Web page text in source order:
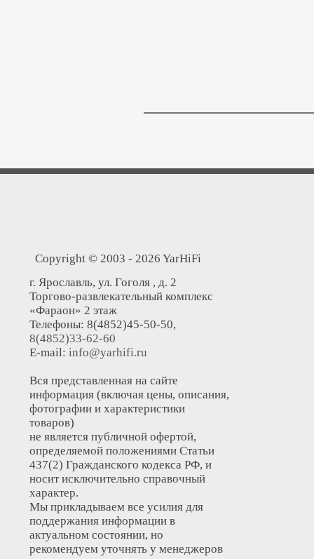
Copyright © 2003 - 2026 YarHiFi
г. Ярославль, ул. Гоголя , д. 2
Торгово-развлекательный комплекс
«Фараон» 2 этаж
Телефоны: 8(4852)45-50-50,
8(4852)33-62-60
E-mail: info@yarhifi.ru
Вся представленная на сайте
информация (включая цены, описания,
фотографии и характеристики
товаров)
не является публичной офертой,
определяемой положениями Статьи
437(2) Гражданского кодекса РФ, и
носит исключительно справочный
характер.
Мы прикладываем все усилия для
поддержания информации в
актуальном состоянии, но
рекомендуем уточнять у менеджеров